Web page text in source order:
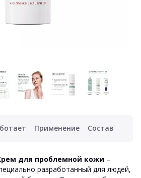
Применение Состав
для проблемной кожи –
разработанный для людей,